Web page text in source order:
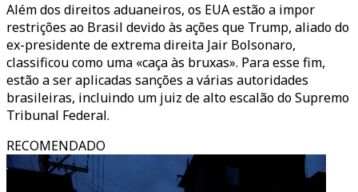
Além dos direitos aduaneiros, os EUA estão a impor
restrições ao Brasil devido às ações que Trump, aliado do
ex-presidente de extrema direita Jair Bolsonaro,
classificou como uma «caça às bruxas». Para esse fim,
estão a ser aplicadas sanções a várias autoridades
brasileiras, incluindo um juiz de alto escalão do Supremo
Tribunal Federal.
RECOMENDADO